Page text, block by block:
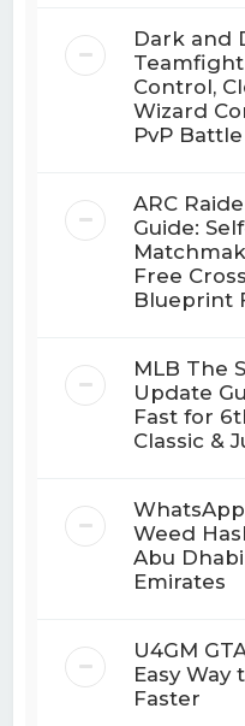
Dark and
Control,
Wizard
PvP Battle
ARC
Guide:
Free
Blueprint
MLB The
Update
Fast for
Classic &
WhatsApp
Weed
Abu
Emirates
U4GM
Easy Way
Faster